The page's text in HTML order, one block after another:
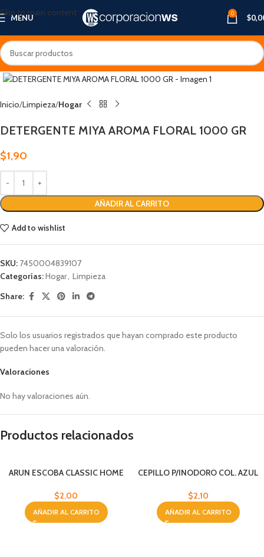
Skip to main content
MENU 0 $
Inicio Limpieza Hogar
DETERGENTE MIYA AROMA FLORAL 1000 GR
$1,90
AÑADIR AL CARRITO
Add to wishlist
SKU: 7450004839107
Categorías:Hogar Limpieza
Share:
Valoraciones
No hay valoraciones aún.
Solo los usuarios registrados que hayan comprado este producto
pueden hacer una valoración.
Productos relacionados
ARUN ESCOBA CLASSIC HOME
$2,00
AÑADIR AL CARRITO
CEPILLO P/INODORO COL. AZUL
$2,10
AÑADIR AL CARRITO